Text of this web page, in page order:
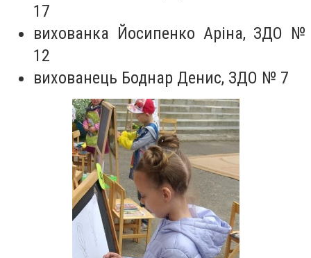
17
вихованка Йосипенко Аріна, ЗДО №
12
вихованець Боднар Денис, ЗДО № 7